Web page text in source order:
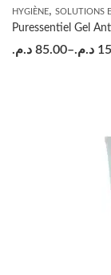
HYGIÈNE, SOLUTIONS
Puressentiel Gel
85.00 د.م. –د.م.